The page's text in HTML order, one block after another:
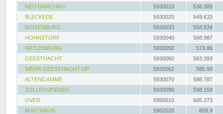
NEU DARCHAU
5930010
536.385
BLECKEDE
5930020
549.633
BOIZENBURG
5930033
558.534
HOHNSTORF
5930040
568.987
ARTLENBURG
5930050
573.86
GEESTHACHT
5930060
583.393
WEHR GEESTHACHT UP
5930062
585.99
ALTENGAMME
5930070
588.787
ZOLLENSPIEKER
5930090
598.159
OVER
5950010
605.273
BUNTHAUS
5952020
609.9